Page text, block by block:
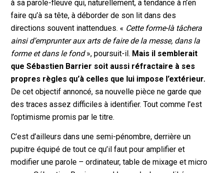
à sa parole-fleuve qui, naturellement, a tendance à n’en
faire qu’à sa tête, à déborder de son lit dans des
directions souvent inattendues. « Cette forme-là tâchera
ainsi d’emprunter aux arts de faire de la messe, dans la
forme et dans le fond», poursuit-il. Mais il semblerait
que Sébastien Barrier soit aussi réfractaire à ses
propres règles qu’à celles que lui impose l’extérieur.
De cet objectif annoncé, sa nouvelle pièce ne garde que
des traces assez difficiles à identifier. Tout comme l’est
l’optimisme promis par le titre.
C’est d’ailleurs dans une semi-pénombre, derrière un
pupitre équipé de tout ce qu’il faut pour amplifier et
modifier une parole – ordinateur, table de mixage et micro